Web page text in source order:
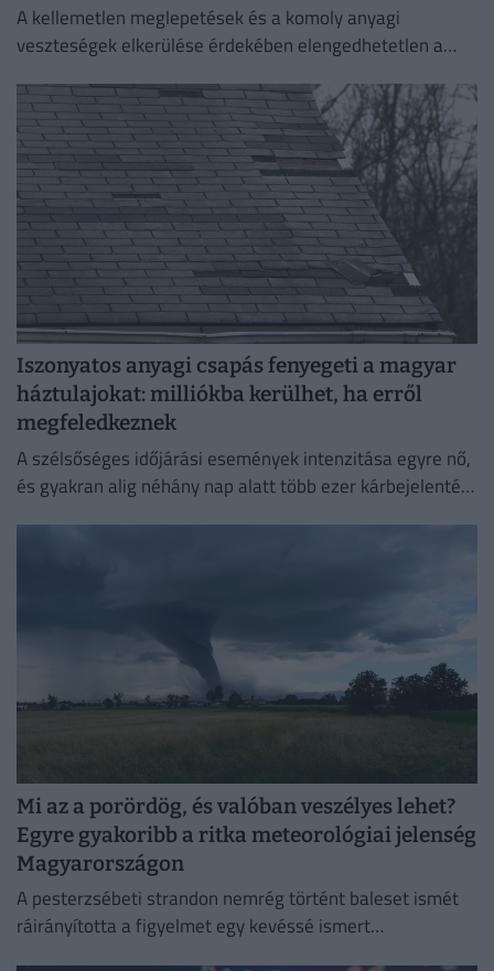
A kellemetlen meglepetések és a komoly anyagi
veszteségek elkerülése érdekében elengedhetetlen a
Iszonyatos anyagi csapás fenyegeti a magyar
háztulajokat: milliókba kerülhet, ha erről
megfeledkeznek
A szélsőséges időjárási események intenzitása egyre nő,
és gyakran alig néhány nap alatt több ezer kárbejelentést
Mi az a porördög, és valóban veszélyes lehet?
Egyre gyakoribb a ritka meteorológiai jelenség
Magyarországon
A pesterzsébeti strandon nemrég történt baleset ismét
ráirányította a figyelmet egy kevéssé ismert